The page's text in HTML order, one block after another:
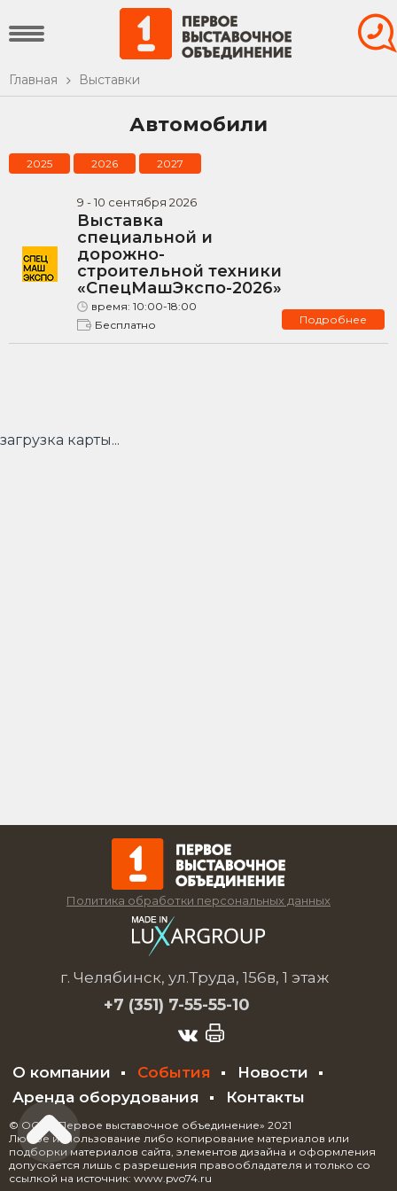
Главная Выставки
Автомобили
2025 2026 2027
9 -10 сентября 2026
Выставка
специальной и
дорожно-
строительной техники
«СпецМашЭкспо-2026»
время: 10:00-18:00
Бесплатно
Подробнее
загрузка карты...
Политика обработки персональных данных
г. Челябинск, ул.Труда, 156в, 1 этаж
+7 (351) 7-55-55-10
О компании События
Новости
Аренда оборудования
Контакты
© ООО «Первое выставочное объединение» 2021
Любое использование либо копирование материалов или
подборки материалов сайта, элементов дизайна и оформления
допускается лишь с разрешения правообладателя и только со
ссылкой на источник: www.pvo74.ru